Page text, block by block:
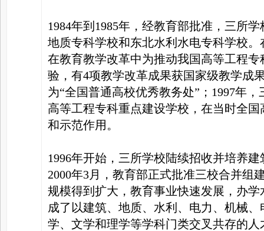
1984年到1985年，经教育部批准，三所
地质专科学校和东北水利水电专科学校
在教育教学改革中为推动我国高等工程
验，有4项教学改革成果获国家级教学成
为“全国普通高校优秀教务处”；1997年
高等工程专科重点建设学校，在当时全
和示范作用。
1996年开始，三所学校陆续招收并培养
2000年3月，教育部正式批准三校合并组
规模得到扩大，教育事业快速发展，办
成了以建筑、地质、水利、电力、机械
学、文学和理学等学科门类交叉共存的